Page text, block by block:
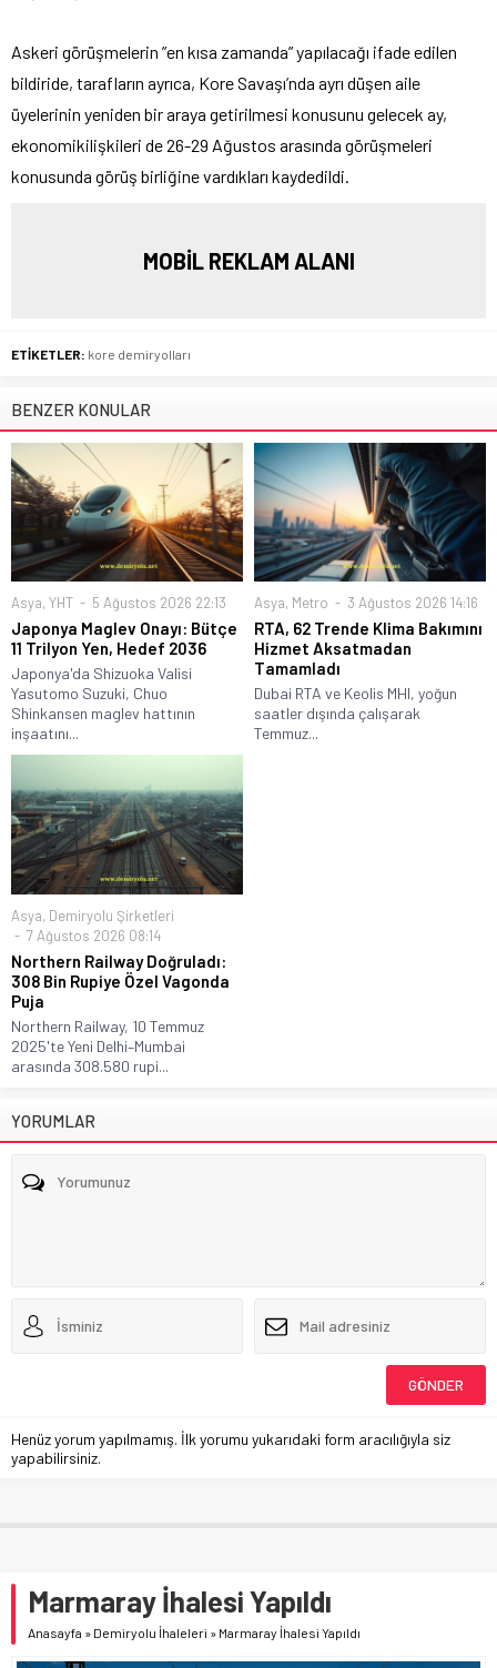
Askeri görüşmelerin ”en kısa zamanda” yapılacağı ifade edilen
bildiride, tarafların ayrıca, Kore Savaşı’nda ayrı düşen aile
üyelerinin yeniden bir araya getirilmesi konusunu gelecek ay,
ekonomikilişkileri de 26-29 Ağustos arasında görüşmeleri
konusunda görüş birliğine vardıkları kaydedildi.
MOBİL REKLAM ALANI
ETİKETLER: kore demiryolları
BENZER KONULAR
Asya, YHT 5 Ağustos 2026 22:13
Japonya Maglev Onayı: Bütçe
11 Trilyon Yen, Hedef 2036
Japonya'da Shizuoka Valisi
Yasutomo Suzuki, Chuo
Shinkansen maglev hattının
inşaatını...
Asya, Metro 3 Ağustos 2026 14:16
RTA, 62 Trende Klima Bakımını
Hizmet Aksatmadan
Tamamladı
Dubai RTA ve Keolis MHI, yoğun
saatler dışında çalışarak
Temmuz...
Asya, Demiryolu Şirketleri
7 Ağustos 2026 08:14
Northern Railway Doğruladı:
308 Bin Rupiye Özel Vagonda
Puja
Northern Railway, 10 Temmuz
2025'te Yeni Delhi–Mumbai
arasında 308.580 rupi...
YORUMLAR
Henüz yorum yapılmamış. İlk yorumu yukarıdaki form aracılığıyla siz
yapabilirsiniz.
Marmaray İhalesi Yapıldı
Anasayfa » Demiryolu İhaleleri » Marmaray İhalesi Yapıldı